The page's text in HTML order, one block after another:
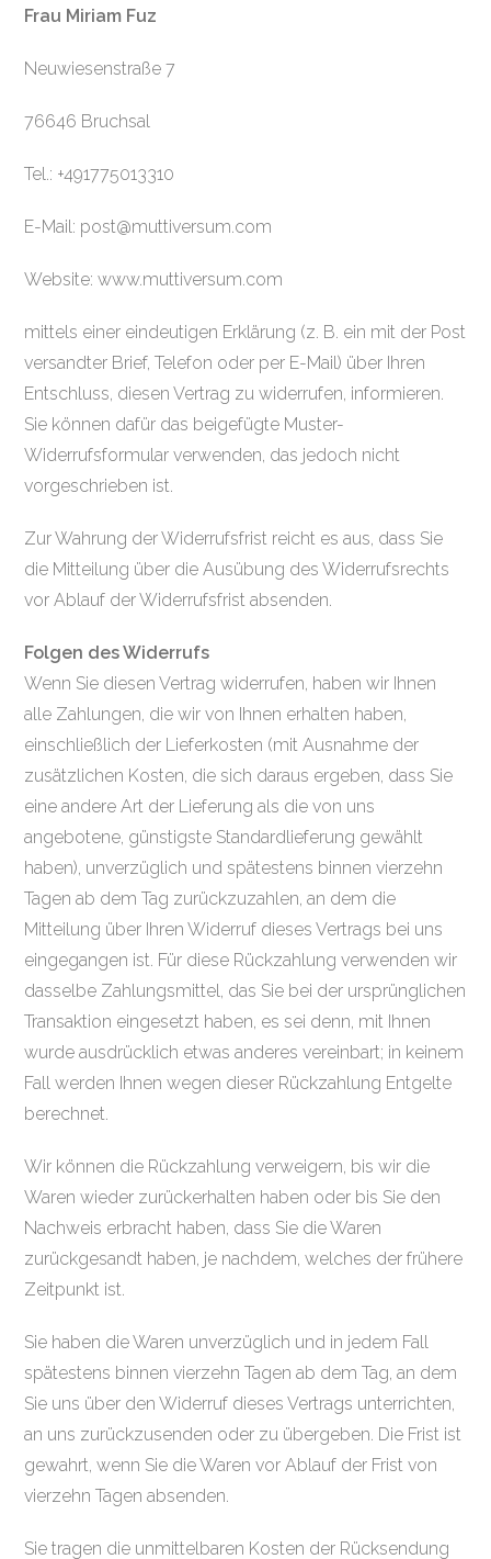
Frau Miriam Fuz
Neuwiesenstraße 7
76646 Bruchsal
Tel.: +491775013310
E-Mail: post@muttiversum.com
Website: www.muttiversum.com
mittels einer eindeutigen Erklärung (z. B. ein mit der Post
versandter Brief, Telefon oder per E-Mail) über Ihren
Entschluss, diesen Vertrag zu widerrufen, informieren.
Sie können dafür das beigefügte Muster-
Widerrufsformular verwenden, das jedoch nicht
vorgeschrieben ist.
Zur Wahrung der Widerrufsfrist reicht es aus, dass Sie
die Mitteilung über die Ausübung des Widerrufsrechts
vor Ablauf der Widerrufsfrist absenden.
Folgen des Widerrufs
Wenn Sie diesen Vertrag widerrufen, haben wir Ihnen
alle Zahlungen, die wir von Ihnen erhalten haben,
einschließlich der Lieferkosten (mit Ausnahme der
zusätzlichen Kosten, die sich daraus ergeben, dass Sie
eine andere Art der Lieferung als die von uns
angebotene, günstigste Standardlieferung gewählt
haben), unverzüglich und spätestens binnen vierzehn
Tagen ab dem Tag zurückzuzahlen, an dem die
Mitteilung über Ihren Widerruf dieses Vertrags bei uns
eingegangen ist. Für diese Rückzahlung verwenden wir
dasselbe Zahlungsmittel, das Sie bei der ursprünglichen
Transaktion eingesetzt haben, es sei denn, mit Ihnen
wurde ausdrücklich etwas anderes vereinbart; in keinem
Fall werden Ihnen wegen dieser Rückzahlung Entgelte
berechnet.
Wir können die Rückzahlung verweigern, bis wir die
Waren wieder zurückerhalten haben oder bis Sie den
Nachweis erbracht haben, dass Sie die Waren
zurückgesandt haben, je nachdem, welches der frühere
Zeitpunkt ist.
Sie haben die Waren unverzüglich und in jedem Fall
spätestens binnen vierzehn Tagen ab dem Tag, an dem
Sie uns über den Widerruf dieses Vertrags unterrichten,
an uns zurückzusenden oder zu übergeben. Die Frist ist
gewahrt, wenn Sie die Waren vor Ablauf der Frist von
vierzehn Tagen absenden.
Sie tragen die unmittelbaren Kosten der Rücksendung